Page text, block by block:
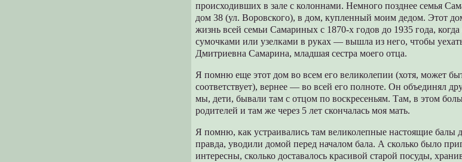
происходивших в зале с колоннами. Немного позднее семья
дом 38 (ул. Воровского), в дом, купленный моим дедом. Этот
жизнь всей семьи Самариных с 1870-х годов до 1935 года,
сумочками или узелками в руках — вышла из него, чтобы
Дмитриевна Самарина, младшая сестра моего отца.
Я помню еще этот дом во всем его великолепии (хотя, может
соответствует), вернее — во всей его полноте. Он объединял
мы, дети, бывали там с отцом по воскресеньям. Там, в этом
родителей и там же через 5 лет скончалась моя мать.
Я помню, как устраивались там великолепные настоящие балы
правда, уводили домой перед началом бала. А сколько было
интересны, сколько доставалось красивой старой посуды,